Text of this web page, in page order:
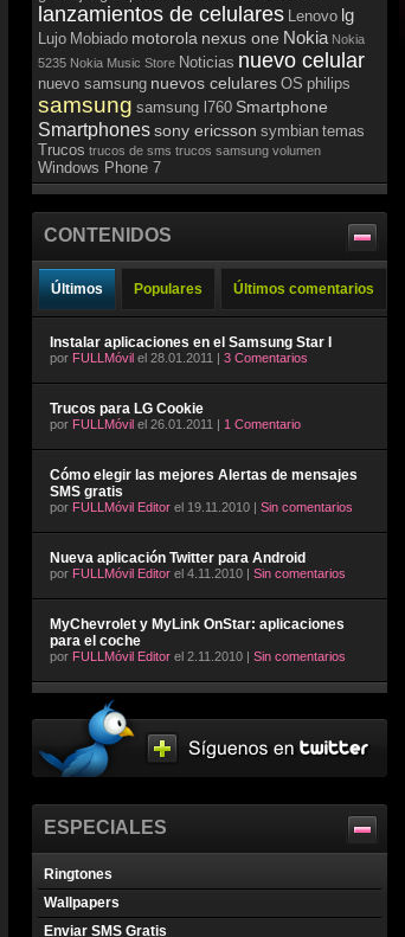
lanzamientos de celulares Lenovo lg
Lujo Mobiado motorola nexus one Nokia Nokia
5235 Nokia Music Store Noticias nuevo celular
nuevo samsung nuevos celulares OS philips
samsung samsung l760 Smartphone
Smartphonessony ericsson symbian temas
Trucos trucos de sms trucos samsung volumen
Windows Phone 7
CONTENIDOS
Últimos Populares Últimos comentarios
Instalar aplicaciones en el Samsung Star I
por FULLMóvil el 28.01.2011 | 3 Comentarios
Trucos para LG Cookie
por FULLMóvil el 26.01.2011 | 1 Comentario
Cómo elegir las mejores Alertas de mensajes
SMS gratis
por FULLMóvil Editor el 19.11.2010 | Sin comentarios
Nueva aplicación Twitter para Android
por FULLMóvil Editor el 4.11.2010 | Sin comentarios
MyChevrolet y MyLink OnStar: aplicaciones
para el coche
por FULLMóvil Editor el 2.11.2010 | Sin comentarios
ESPECIALES
Ringtones
Wallpapers
Enviar SMS Gratis